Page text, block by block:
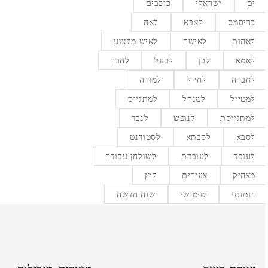
ים
ישראלי
כוכבים
כריסמס
לאבא
לאח
לאחות
לאישה
לאיש מקצוע
לאמא
לבן לבעל
לחבר
לחברה
לחייל
למורה
למטייל
למנהל
למתגייס
למתגייסת
לנופש
לנכד
לסבא
לסבתא
לסטודנט
לעובד
לעובדת
לשולחן עבודה
מצחיק
צעירים
קיץ
רומנטי
שימושי שנה חדשה